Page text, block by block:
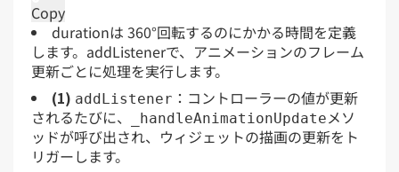
Copy
durationは 360°回転するのにかかる時間を定義
します。addListenerで、アニメーションのフレーム
更新ごとに処理を実行します。
(1) addListener ：コントローラーの値が更新
されるたびに、
_handleAnimationUpdate メソ
ッドが呼び出され、ウィジェットの描画の更新をト
リガーします。